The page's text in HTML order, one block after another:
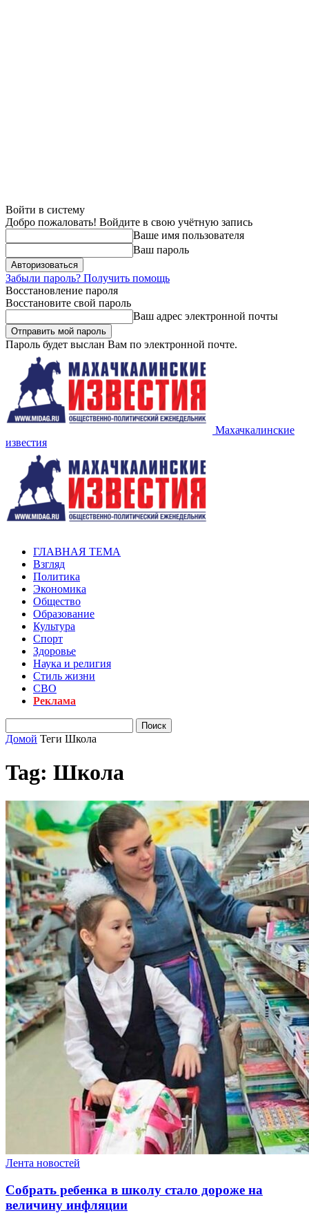
Войти в систему
Добро пожаловать! Войдите в свою учётную запись
Ваше имя пользователя
Ваш пароль
Забыли пароль? Получить помощь
Восстановление пароля
Восстановите свой пароль
Ваш адрес электронной почты
Пароль будет выслан Вам по электронной почте.
Махачкалинские
известия
ГЛАВНАЯ ТЕМА
Взгляд
Политика
Экономика
Общество
Образование
Культура
Спорт
Здоровье
Наука и религия
Стиль жизни
СВО
Реклама
Домой Теги Школа
Tag: Школа
Лента новостей
Собрать ребенка в школу стало дороже на
величину инфляции